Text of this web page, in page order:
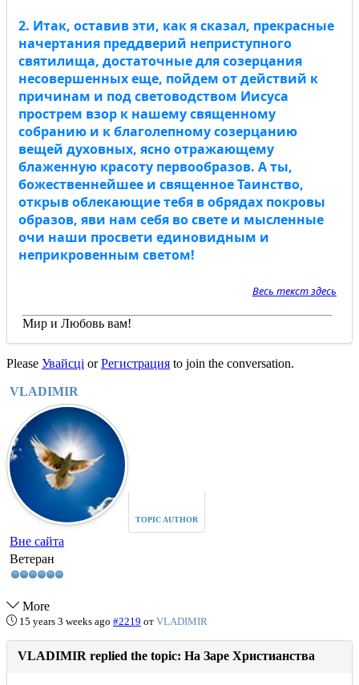
2. Итак, оставив эти, как я сказал, прекрасные
начертания преддверий неприступного
святилища, достаточные для созерцания
несовершенных еще, пойдем от действий к
причинам и под световодством Иисуса
прострем взор к нашему священному
собранию и к благолепному созерцанию
вещей духовных, ясно отражающему
блаженную красоту первообразов. А ты,
божественнейшее и священное Таинство,
открыв облекающие тебя в обрядах покровы
образов, яви нам себя во свете и мысленные
очи наши просвети единовидным и
неприкровенным светом!
Весь текстздесь
Мир и Любовь вам!
Please Увайсці orРегистрация to join the conversation.
VLADIMIR
TOPIC AUTHOR
Вне сайта
Ветеран
More
15 years 3 weeks ago #2219 от VLADIMIR
VLADIMIR replied the topic: На Заре Христианства